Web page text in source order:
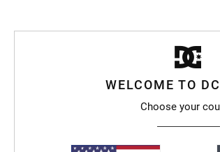
WELCOME TO
Choose your